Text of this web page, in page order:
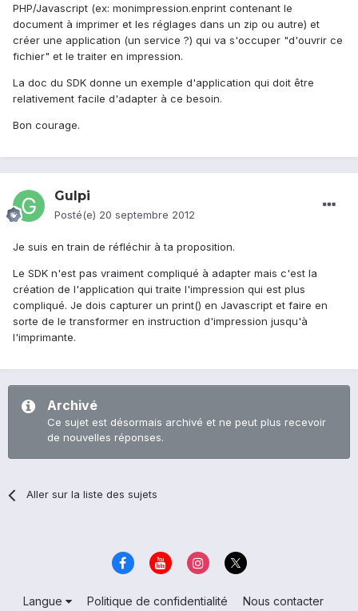
PHP/Javascript (ex: monimpression.enprint contenant le
document à imprimer et les réglages dans un zip ou autre) et
créer une application (un service ?) qui va s'occuper "d'ouvrir ce
fichier" et le traiter en impression.
La doc du SDK donne un exemple d'application qui doit être
relativement facile d'adapter à ce besoin.
Bon courage.
Gulpi
Posté(e) 20 septembre 2012
Je suis en train de réfléchir à ta proposition.
Le SDK n'est pas vraiment compliqué à adapter mais c'est la
création de l'application qui traite l'impression qui est plus
compliqué. Je dois capturer un print() en Javascript et faire en
sorte de le transformer en instruction d'impression jusqu'à
l'imprimante.
Archivé
Ce sujet est désormais archivé et ne peut plus recevoir
de nouvelles réponses.
Aller sur la liste des sujets
Langue Politique de confidentialité
Nous contacter